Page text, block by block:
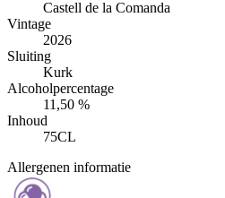
Castell de la Comanda
Vintage
2026
Sluiting
Kurk
Alcoholpercentage
11,50 %
Inhoud
75CL
Allergenen informatie